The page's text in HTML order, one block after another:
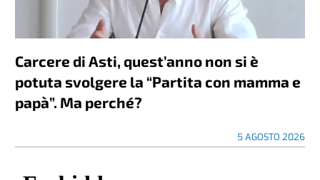
Carcere di Asti, quest’anno non si è
potuta svolgere la “Partita con mamma e
papà”. Ma perché?
5 AGOSTO 2026